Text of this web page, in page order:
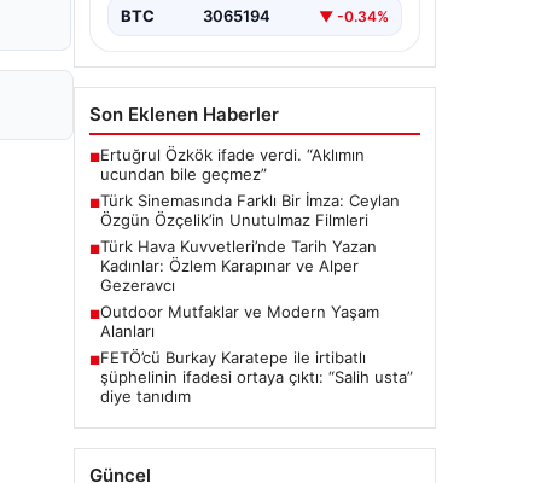
BTC 3065194 ▼ -0.34%
Son Eklenen Haberler
■Ertuğrul Özkök ifade verdi. “Aklımın
ucundan bile geçmez”
■Türk Sinemasında Farklı Bir İmza: Ceylan
Özgün Özçelik’in Unutulmaz Filmleri
■Türk Hava Kuvvetleri’nde Tarih Yazan
Kadınlar: Özlem Karapınar ve Alper
Gezeravcı
■Outdoor Mutfaklar ve Modern Yaşam
Alanları
■FETÖ’cü Burkay Karatepe ile irtibatlı
şüphelinin ifadesi ortaya çıktı: “Salih usta”
diye tanıdım
Güncel